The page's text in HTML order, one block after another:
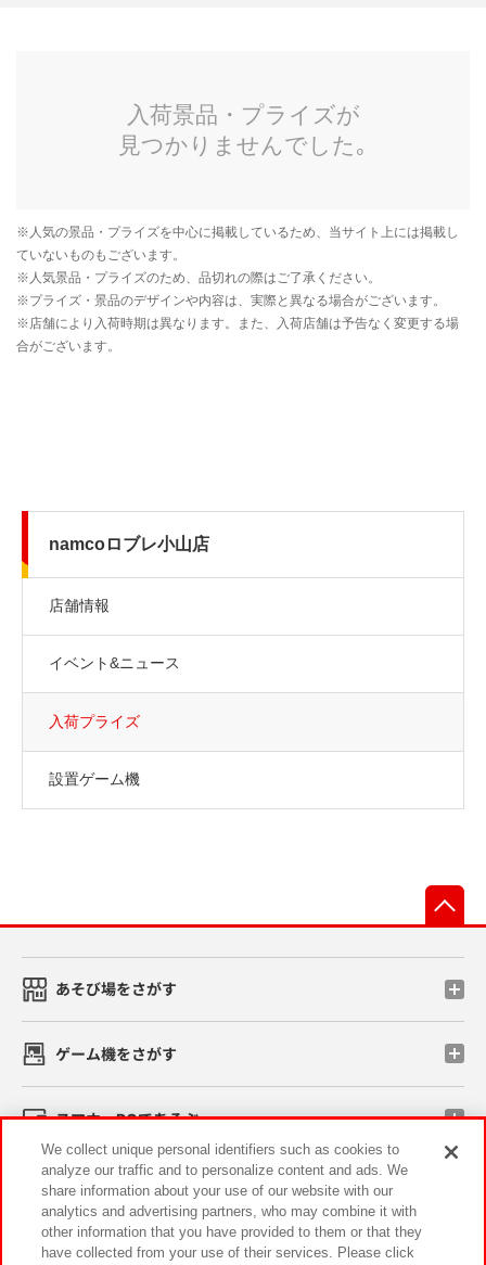
namcoロブレ小山店
店舗情報
イベント&ニュース
入荷プライズ
設置ゲーム機
あそび場をさがす
ゲーム機をさがす
スマホ・PCであそぶ
イベント・キャンペーン
We collect unique personal identifiers such as cookies to
analyze our traffic and to personalize content and ads. We
share information about your use of our website with our
analytics and advertising partners, who may combine it with
other information that you have provided to them or that they
have collected from your use of their services. Please click